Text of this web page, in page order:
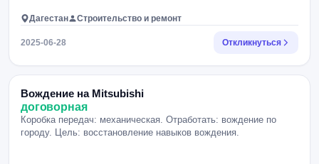
Дагестан Строительство и ремонт
2025-06-28 Откликнуться
Вождение на Mitsubishi
договорная
Коробка передач: механическая. Отработать: вождение по
городу. Цель: восстановление навыков вождения.